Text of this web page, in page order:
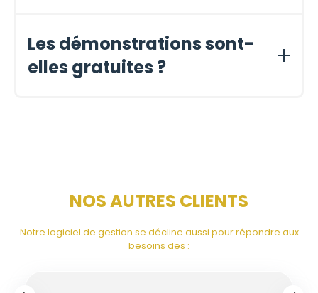
vos stocks.
Les démonstrations sont-
elles gratuites ?
NOS AUTRES CLIENTS
Notre logiciel de gestion se décline aussi pour répondre aux
besoins des :